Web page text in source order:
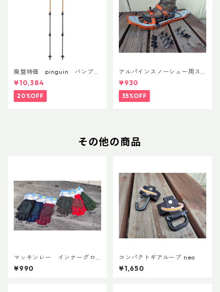
廃盤特価 pinguin バンブー
FLフォーム(ペア)
¥10,384
20%OFF
アルパインスノーシュー用ス
トラップキャッチ(ペア)
¥930
35%OFF
その他の商品
マッキンレー インナーグロ
ーブ ノンスリップショート
¥990
コンパクトギアループ neo
¥1,650